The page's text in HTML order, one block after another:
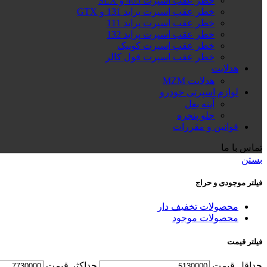
خطر عقب اسپرت پراید 131 و GTX
خطر عقب اسپرت پراید 111
خطر عقب اسپرت پراید 132
خطر عقب اسپرت کوییک
خطر عقب اسپرت فول کالر
هدلایت
هدلایت MZM
لوازم اسپرتی خودرو
آینه بغل
جلو پنجره
قوانین و مقررات
تماس با ما
بستن
فیلتر موجودی و حراج
محصولات تخفیف دار
محصولات موجود
فیلتر قیمت